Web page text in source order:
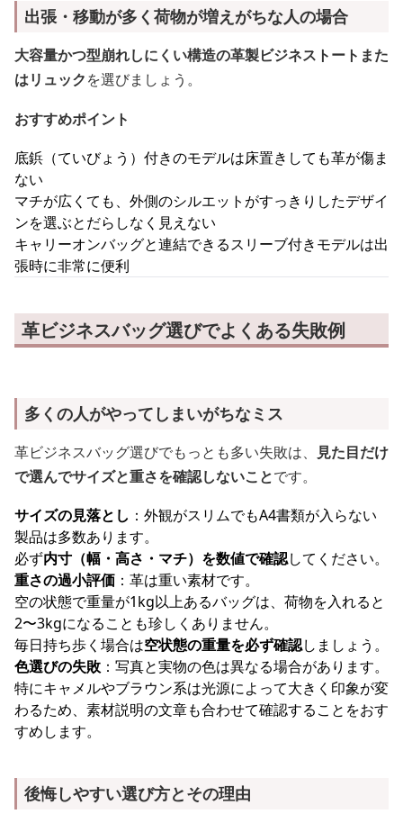
出張・移動が多く荷物が増えがちな人の場合
大容量かつ型崩れしにくい構造の革製ビジネストートまた
はリュックを選びましょう。
おすすめポイント
底鋲（ていびょう）付きのモデルは床置きしても革が傷ま
ない
マチが広くても、外側のシルエットがすっきりしたデザイ
ンを選ぶとだらしなく見えない
キャリーオンバッグと連結できるスリーブ付きモデルは出
張時に非常に便利
革ビジネスバッグ選びでよくある失敗例
多くの人がやってしまいがちなミス
革ビジネスバッグ選びでもっとも多い失敗は、
見た目だけ
で選んでサイズと重さを確認しないことです。
サイズの見落とし ：外観がスリムでもA4書類が入らない
製品は多数あります。
必ず内寸（幅・高さ・マチ）を数値で確認してください。
重さの過小評価 ：革は重い素材です。
空の状態で重量が1kg以上あるバッグは、荷物を入れると
2〜3kgになることも珍しくありません。
毎日持ち歩く場合は空状態の重量を必ず確認しましょう。
色選びの失敗 ：写真と実物の色は異なる場合があります。
特にキャメルやブラウン系は光源によって大きく印象が変
わるため、素材説明の文章も合わせて確認することをおす
すめします。
後悔しやすい選び方とその理由